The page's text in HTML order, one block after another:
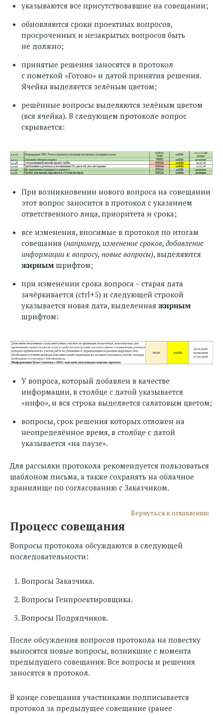
указываются все присутствовавшие на совещании;
обновляются сроки проектных вопросов,
просроченных и незакрытых вопросов быть
не должно;
принятые решения заносятся в протокол
с пометкой «Готово» и датой принятия решения.
Ячейка выделяется зелёным цветом;
решённые вопросы выделяются зелёным цветом
(вся ячейка). В следующем протоколе вопрос
скрывается:
При возникновении нового вопроса на совещании
этот вопрос заносится в протокол с указанием
ответственного лица, приоритета и срока;
все изменения, вносимые в протокол по итогам
совещания (например, изменение сроков, добавление
информации к вопросу, новые вопросы), выделяются
жирным шрифтом;
при изменении срока вопроса – старая дата
зачёркивается (ctrl+5) и следующей строкой
указывается новая дата, выделенная жирным
шрифтом:
У вопроса, который добавлен в качестве
информации, в столбце с датой указывается
«инфо», и вся строка выделяется салатовым цветом;
вопросы, срок решения которых отложен на
неопределённое время, в столбце с датой
указывается «на паузе».
Для рассылки протокола рекомендуется пользоваться
шаблоном письма, а также сохранять на облачное
хранилище по согласованию с Заказчиком.
Вернуться к оглавлению
Процесс совещания
Вопросы протокола обсуждаются в следующей
последовательности:
Вопросы Заказчика.
Вопросы Генпроектировщика.
Вопросы Подрядчиков.
После обсуждения вопросов протокола на повестку
выносятся новые вопросы, возникшие с момента
предыдущего совещания. Все вопросы и решения
заносятся в протокол.
В конце совещания участниками подписывается
протокол за предыдущее совещание (ранее